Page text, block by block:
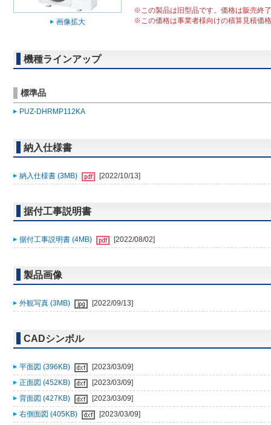
画像拡大
※この製品は旧型品です。価格は販売終
※この価格は事業者様向けの積算見積価
機種ラインアップ
標準品
PUZ-DHRMP112KA
納入仕様書
納入仕様書 (3MB) [2022/10/13]
据付工事説明書
据付工事説明書 (4MB) [2022/08/02]
製品画像
外観写真 (3MB) [2022/09/13]
CADシンボル
平面図 (396KB)
[2023/03/09]
正面図 (452KB)
[2023/03/09]
背面図 (427KB)
[2023/03/09]
右側面図 (405KB)
[2023/03/09]